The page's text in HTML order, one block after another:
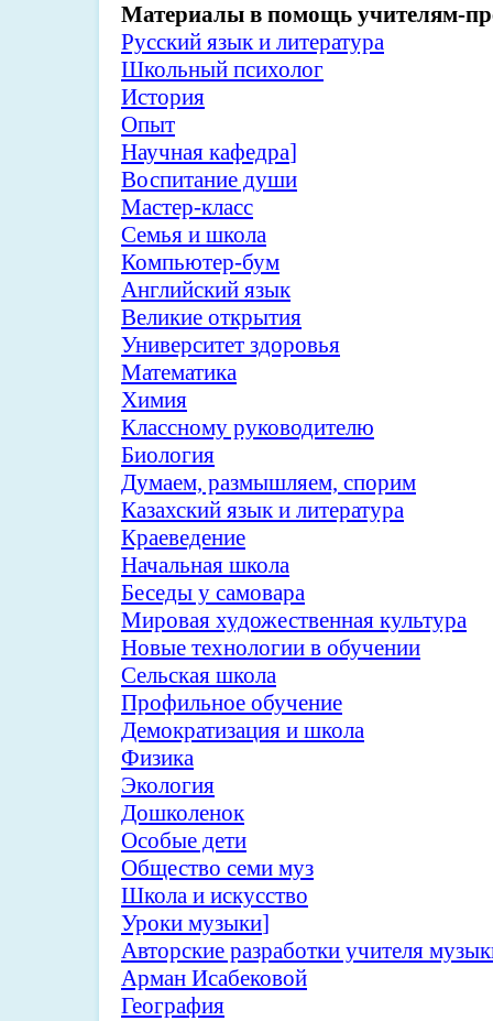
Материалы в помощь учителям-
Русский язык и литература
Школьный психолог
История
Опыт
Научная кафедра]
Воспитание души
Мастер-класс
Семья и школа
Компьютер-бум
Английский язык
Великие открытия
Университет здоровья
Математика
Химия
Классному руководителю
Биология
Думаем, размышляем, спорим
Казахский язык и литература
Краеведение
Начальная школа
Беседы у самовара
Мировая художественная культура
Новые технологии в обучении
Сельская школа
Профильное обучение
Демократизация и школа
Физика
Экология
Дошколенок
Особые дети
Общество семи муз
Школа и искусство
Уроки музыки]
Авторские разработки учителя
Арман Исабековой
География